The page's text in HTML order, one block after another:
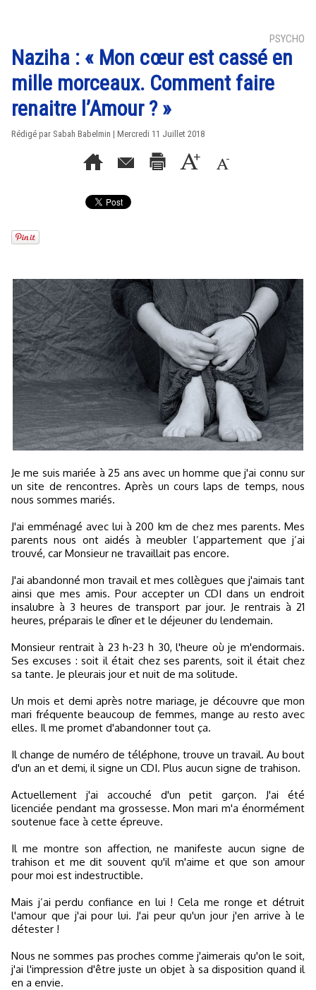
PSYCHO
Naziha : « Mon cœur est cassé en
mille morceaux. Comment faire
renaitre l’Amour ? »
Rédigé par Sabah Babelmin | Mercredi 11 Juillet 2018
Je me suis mariée à 25 ans avec un homme que j'ai connu sur
un site de rencontres. Après un cours laps de temps, nous
nous sommes mariés.
J'ai emménagé avec lui à 200 km de chez mes parents. Mes
parents nous ont aidés à meubler l’appartement que j’ai
trouvé, car Monsieur ne travaillait pas encore.
J'ai abandonné mon travail et mes collègues que j'aimais tant
ainsi que mes amis. Pour accepter un CDI dans un endroit
insalubre à 3 heures de transport par jour. Je rentrais à 21
heures, préparais le dîner et le déjeuner du lendemain.
Monsieur rentrait à 23 h-23 h 30, l'heure où je m'endormais.
Ses excuses : soit il était chez ses parents, soit il était chez
sa tante. Je pleurais jour et nuit de ma solitude.
Un mois et demi après notre mariage, je découvre que mon
mari fréquente beaucoup de femmes, mange au resto avec
elles. Il me promet d'abandonner tout ça.
Il change de numéro de téléphone, trouve un travail. Au bout
d'un an et demi, il signe un CDI. Plus aucun signe de trahison.
Actuellement j'ai accouché d'un petit garçon. J'ai été
licenciée pendant ma grossesse. Mon mari m'a énormément
soutenue face à cette épreuve.
Il me montre son affection, ne manifeste aucun signe de
trahison et me dit souvent qu'il m'aime et que son amour
pour moi est indestructible.
Mais j’ai perdu confiance en lui ! Cela me ronge et détruit
l'amour que j'ai pour lui. J'ai peur qu'un jour j'en arrive à le
détester !
Nous ne sommes pas proches comme j'aimerais qu'on le soit,
j'ai l'impression d'être juste un objet à sa disposition quand il
en a envie.